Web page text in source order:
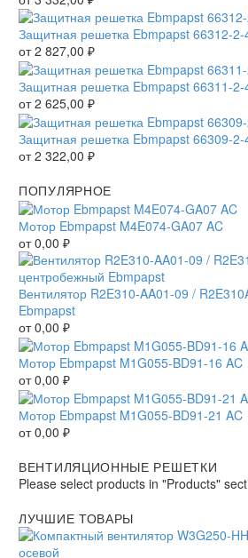
Защитная решетка Ebmpapst 66312-2-
от2 827,00 ₽
Защитная решетка Ebmpapst 66311-2-
от2 625,00 ₽
Защитная решетка Ebmpapst 66309-2-
от2 322,00 ₽
ПОПУЛЯРНОЕ
Мотор Ebmpapst M4E074-GA07 AC
от0,00 ₽
Вентилятор R2E310-AA01-09 /
Ebmpapst
от0,00 ₽
Мотор Ebmpapst M1G055-BD91-16 AC
от0,00 ₽
Мотор Ebmpapst M1G055-BD91-21 AC
от0,00 ₽
ВЕНТИЛЯЦИОННЫЕ РЕШЕТКИ
Please select products in "Products"
ЛУЧШИЕ ТОВАРЫ